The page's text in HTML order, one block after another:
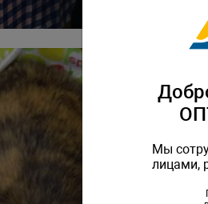
Мы
лицами,